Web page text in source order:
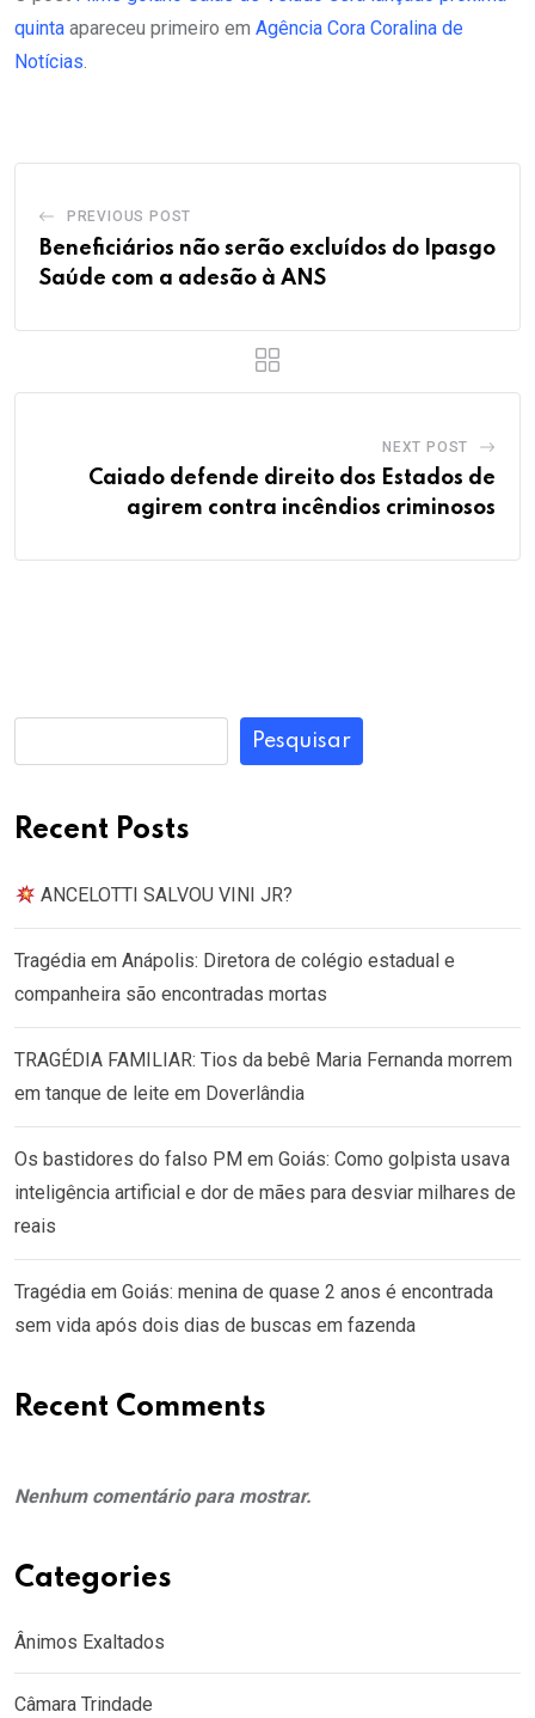
quinta apareceu primeiro em Agência Cora Coralina de
Notícias.
PREVIOUS POST
Beneficiários não serão excluídos do Ipasgo
Saúde com a adesão à ANS
NEXT POST
Caiado defende direito dos Estados de
agirem contra incêndios criminosos
Pesquisar
Recent Posts
ANCELOTTI SALVOU VINI JR?
Tragédia em Anápolis: Diretora de colégio estadual e
companheira são encontradas mortas
TRAGÉDIA FAMILIAR: Tios da bebê Maria Fernanda morrem
em tanque de leite em Doverlândia
Os bastidores do falso PM em Goiás: Como golpista usava
inteligência artificial e dor de mães para desviar milhares de
reais
Tragédia em Goiás: menina de quase 2 anos é encontrada
sem vida após dois dias de buscas em fazenda
Recent Comments
Nenhum comentário para mostrar.
Categories
Ânimos Exaltados
Câmara Trindade